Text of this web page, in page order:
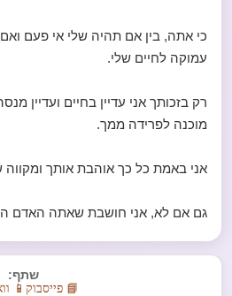
כי אתה, בין אם תהיה שלי אי פעם
עמוקה לחיים שלי.
רק בזכותך אני עדיין בחיים ועדיין
מוכנה לפרידה ממך.
אני באמת כל כך אוהבת אותך ומקווה
גם אם לא, אני חושבת שאתה האדם
שתף:
📘 פייסבוק 📱